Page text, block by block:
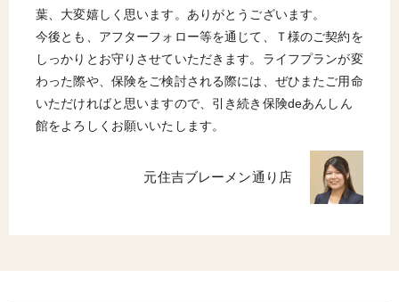
葉、大変嬉しく思います。ありがとうございます。
今後とも、アフターフォロー等を通じて、Ｔ様のご契約を
しっかりとお守りさせていただきます。ライフプランが変
わった際や、保険をご検討される際には、ぜひまたご用命
いただければと思いますので、引き続き保険deあんしん
館をよろしくお願いいたします。
元住吉ブレーメン通り店